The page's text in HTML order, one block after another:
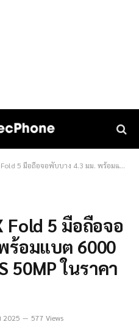
าง 4.3 มม. พร้อมแบต 6000 mAh กล้อง ZEISS 50MP ในราคา 59,999 บาท
Fold 5 มือถือจอ
ร้อมแบต 6000
50MP ในราคา
2025 577 Views